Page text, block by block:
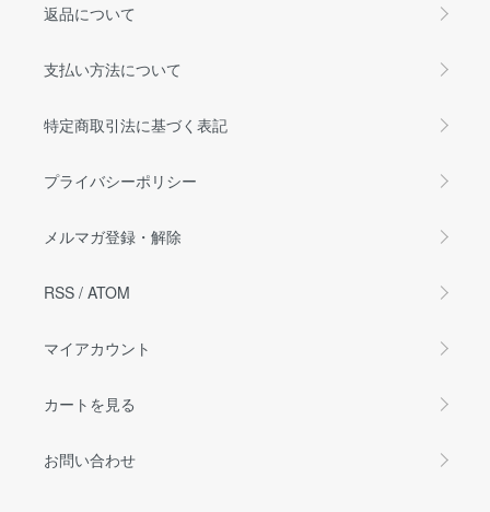
返品について
支払い方法について
特定商取引法に基づく表記
プライバシーポリシー
メルマガ登録・解除
RSS / ATOM
マイアカウント
カートを見る
お問い合わせ